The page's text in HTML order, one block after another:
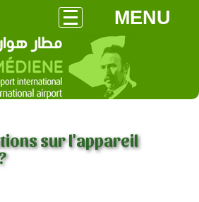
MENU
sur l'appareil